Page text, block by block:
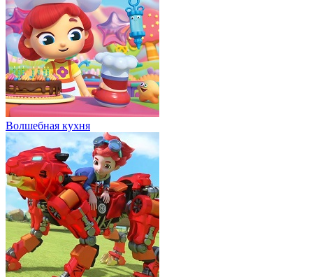
Волшебная кухня